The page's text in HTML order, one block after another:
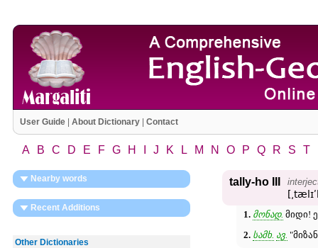
User Guide| About Dictionary| Contact
A B C D E F G H J K L M N O P Q R S T
Nearby words
Recent Additions
Other Dictionaries
tally-ho III
1. მონად. მიდი!
2. სამხ. ავ.